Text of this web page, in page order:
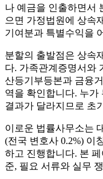
나 예금을 인출하면서
으면 가정법원에 상속
기여분과 특별수익을
분할의 출발점은 상속
다. 가족관계증명서와
산등기부등본과 금융
역을 확인합니다. 누가
결과가 달라지므로 초
이로운 법률사무소는
(전국 변호사 0.2%) 이
하고 진행합니다. 본
준, 필요 서류와 실무